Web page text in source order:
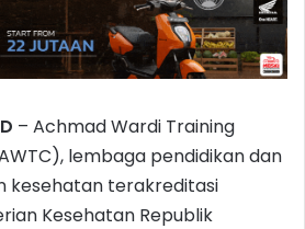
– Achmad Wardi Training
lembaga pendidikan dan
kesehatan terakreditasi
Kesehatan Republik